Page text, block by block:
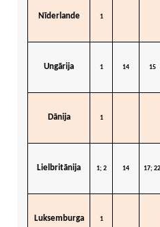
Nīderlande 1
Ungārija 1 14 15
Dānija 1
Lielbritānija 1; 2 14 17; 22
Luksemburga 1